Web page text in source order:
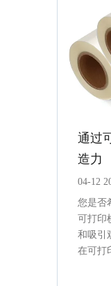
通过
造力
04-12
您是否
可打印
和吸引
在可打